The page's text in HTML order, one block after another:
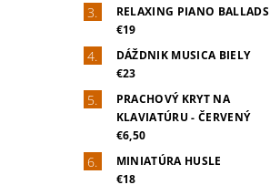
RELAXING PIANO BALLADS
€19
DÁŽDNIK MUSICA BIELY
€23
PRACHOVÝ KRYT NA
KLAVIATÚRU - ČERVENÝ
€6,50
MINIATÚRA HUSLE
€18